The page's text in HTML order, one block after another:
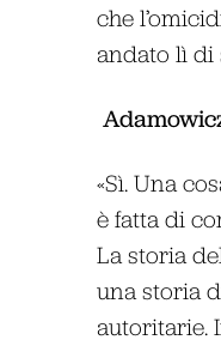
che
andato lì di
«Sì. Una
è fatta di
La storia
una storia
autoritarie.